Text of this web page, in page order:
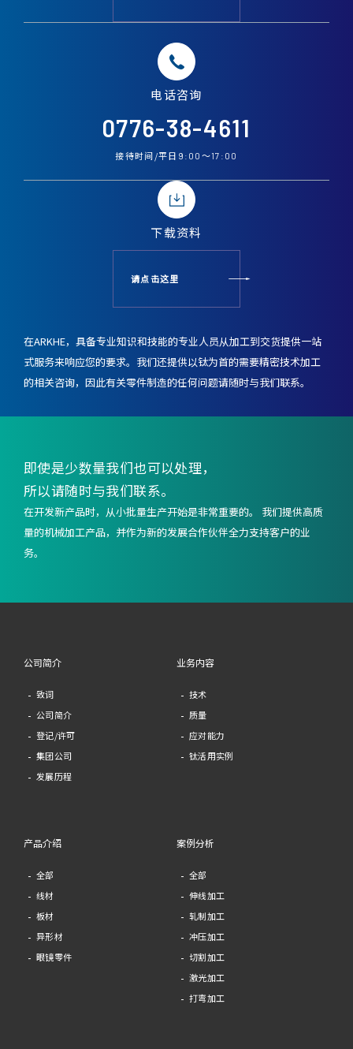
电话咨询
0776-38-4611
接待时间/平日 9:00 〜17:00
下载资料
请点击这里
在ARKHE，具备专业知识和技能的专业人员从加工到交货提供一站
式服务来响应您的要求。 我们还提供以钛为首的需要精密技术加工
的相关咨询，因此有关零件制造的任何问题请随时与我们联系。
即使是少数量我们也可以处理，
所以请随时与我们联系。
在开发新产品时，从小批量生产开始是非常重要的。 我们提供高质
量的机械加工产品，并作为新的发展合作伙伴全力支持客户的业
务。
公司简介
致词
公司简介
登记/许可
集团公司
发展历程
业务内容
技术
质量
应对能力
钛活用实例
产品介绍
全部
线材
板材
异形材
眼镜零件
案例分析
全部
伸线加工
轧制加工
冲压加工
切割加工
激光加工
打弯加工